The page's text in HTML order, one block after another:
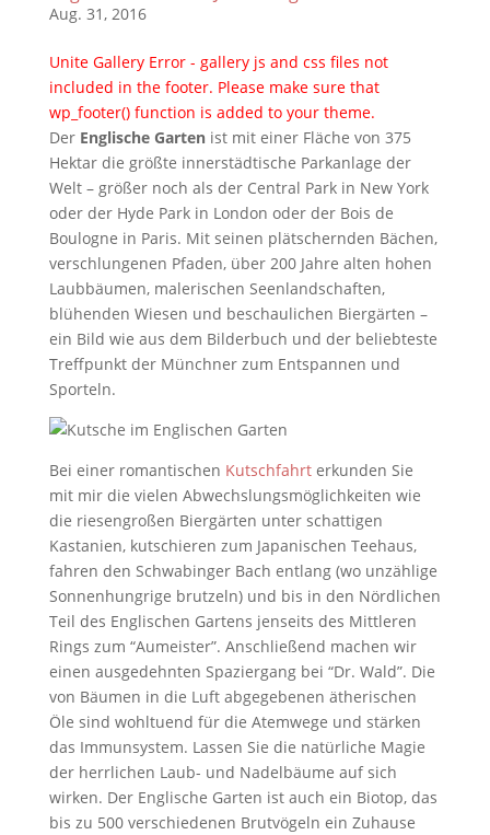
Aug. 31, 2016
Unite Gallery Error - gallery js and css files not
included in the footer. Please make sure that
wp_footer() function is added to your theme.
Der Englische Gartenist mit einer Fläche von 375
Hektar die größte innerstädtische Parkanlage der
Welt – größer noch als der Central Park in New York
oder der Hyde Park in London oder der Bois de
Boulogne in Paris. Mit seinen plätschernden Bächen,
verschlungenen Pfaden, über 200 Jahre alten hohen
Laubbäumen, malerischen Seenlandschaften,
blühenden Wiesen und beschaulichen Biergärten –
ein Bild wie aus dem Bilderbuch und der beliebteste
Treffpunkt der Münchner zum Entspannen und
Sporteln.
Bei einer romantischen Kutschfahrt erkunden Sie
mit mir die vielen Abwechslungsmöglichkeiten wie
die riesengroßen Biergärten unter schattigen
Kastanien, kutschieren zum Japanischen Teehaus,
fahren den Schwabinger Bach entlang (wo unzählige
Sonnenhungrige brutzeln) und bis in den Nördlichen
Teil des Englischen Gartens jenseits des Mittleren
Rings zum “Aumeister”. Anschließend machen wir
einen ausgedehnten Spaziergang bei “Dr. Wald”. Die
von Bäumen in die Luft abgegebenen ätherischen
Öle sind wohltuend für die Atemwege und stärken
das Immunsystem. Lassen Sie die natürliche Magie
der herrlichen Laub- und Nadelbäume auf sich
wirken. Der Englische Garten ist auch ein Biotop, das
bis zu 500 verschiedenen Brutvögeln ein Zuhause